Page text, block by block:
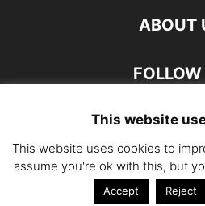
ABOUT
©
This website
This website uses cookies to
assume you're ok with this, but
Accept Reject